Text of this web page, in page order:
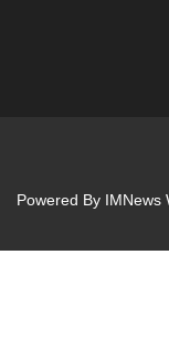
Powered By IMNews